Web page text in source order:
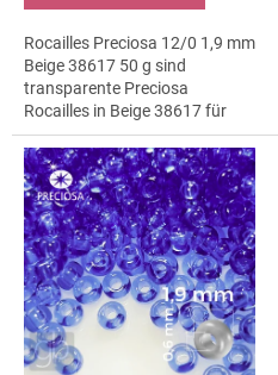
Rocailles Preciosa 12/0 1,9 mm
Beige 38617 50 g sind
transparente Preciosa
Rocailles in Beige 38617 für
Folklore-Projekte. Die Größe
12/0 mit 1,9 mm lässt sich
präzise...